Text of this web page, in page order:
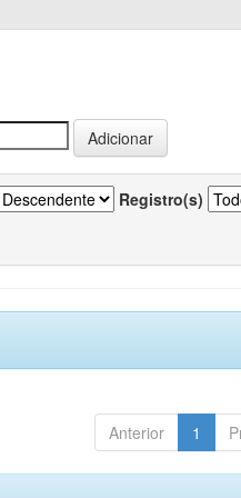
Registro(s)
Anterior 1